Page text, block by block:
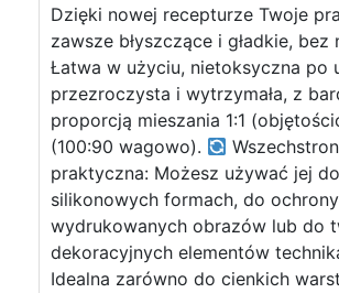
Dzięki nowej recepturze Twoje
zawsze błyszczące i gładkie, bez
Łatwa w użyciu, nietoksyczna po
przezroczysta i wytrzymała, z
proporcją mieszania 1:1
(100:90 wagowo).
praktyczna: Możesz używać jej
silikonowych formach, do ochrony
wydrukowanych obrazów lub do
dekoracyjnych elementów
Idealna zarówno do cienkich